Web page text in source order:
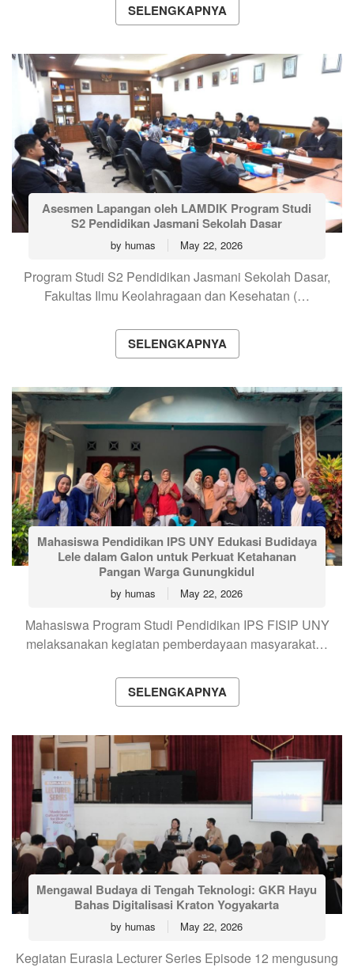
SELENGKAPNYA
Asesmen Lapangan oleh LAMDIK Program Studi
S2 Pendidikan Jasmani Sekolah Dasar
by humas May 22, 2026
Program Studi S2 Pendidikan Jasmani Sekolah Dasar,
Fakultas Ilmu Keolahragaan dan Kesehatan (…
SELENGKAPNYA
Mahasiswa Pendidikan IPS UNY Edukasi Budidaya
Lele dalam Galon untuk Perkuat Ketahanan
Pangan Warga Gunungkidul
by humas May 22, 2026
Mahasiswa Program Studi Pendidikan IPS FISIP UNY
melaksanakan kegiatan pemberdayaan masyarakat…
SELENGKAPNYA
Mengawal Budaya di Tengah Teknologi: GKR Hayu
Bahas Digitalisasi Kraton Yogyakarta
by humas May 22, 2026
Kegiatan Eurasia Lecturer Series Episode 12 mengusung